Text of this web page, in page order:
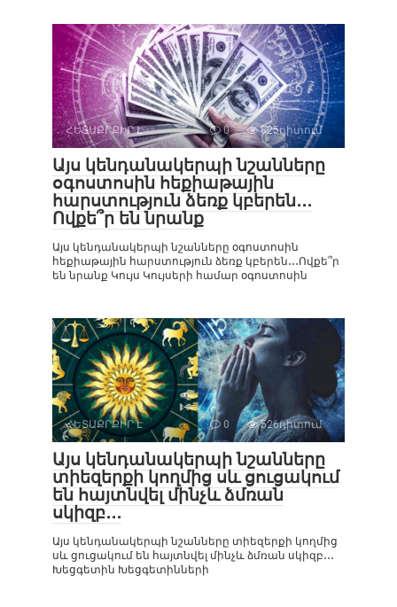
ՀԵՏԱՔՐՔԻՐ Է 0 825դիտում
Այս կենդանակերպի նշանները
օգոստոսին հեքիաթային
հարստություն ձեռք կբերեն․․․
Ովքե՞ր են նրանք
Այս կենդանակերպի նշանները օգոստոսին
հեքիաթային հարստություն ձեռք կբերեն․․․Ովքե՞ր
են նրանք Կույս Կույսերի համար օգոստոսին
ՀԵՏԱՔՐՔԻՐ Է 0 526դիտում
Այս կենդանակերպի նշանները
տիեզերքի կողմից սև ցուցակում
են հայտնվել մինչև ձմռան
սկիզբ․․․
Այս կենդանակերպի նշանները տիեզերքի կողմից
սև ցուցակում են հայտնվել մինչև ձմռան սկիզբ․․․
Խեցգետին Խեցգետինների